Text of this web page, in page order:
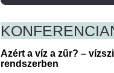
KONFERENCIA
Azért a víz a zűr? –
rendszerben